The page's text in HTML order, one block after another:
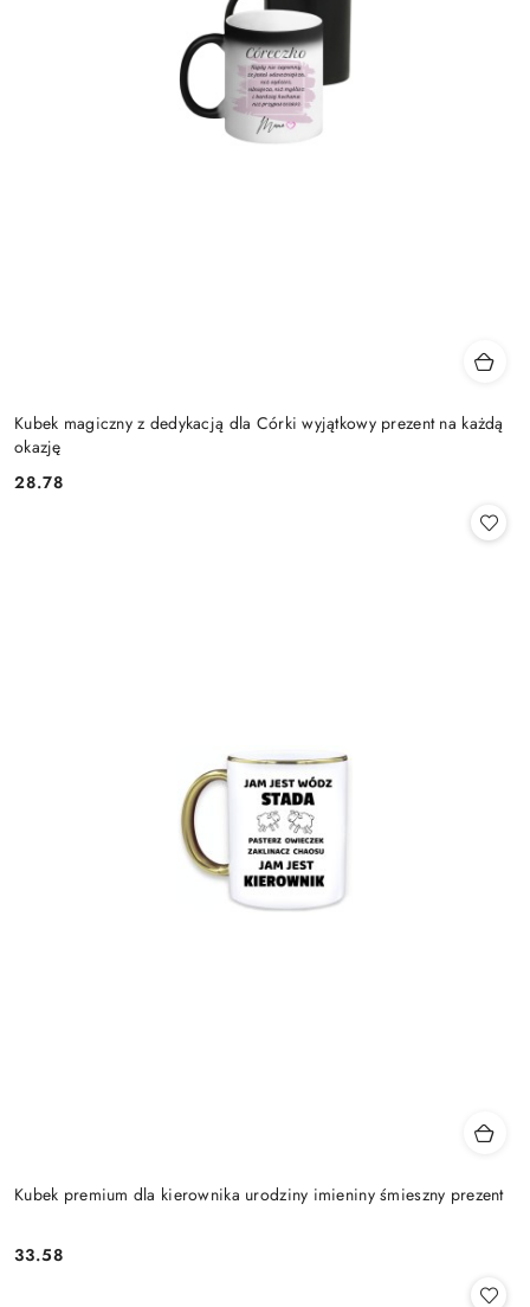
Kubek magiczny z dedykacją dla Córki wyjątkowy prezent na każdą
okazję
Cena:
28.78
Kubek premium dla kierownika urodziny imieniny śmieszny prezent
Cena:
33.58